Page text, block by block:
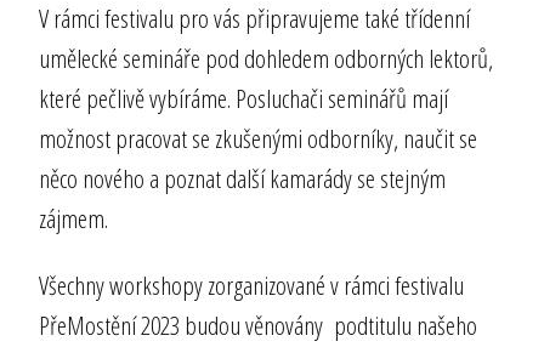
V rámci festivalu pro vás připravujeme také třídenní
umělecké semináře pod dohledem odborných lektorů,
které pečlivě vybíráme. Posluchači seminářů mají
možnost pracovat se zkušenými odborníky, naučit se
něco nového a poznat další kamarády se stejným
zájmem.
Všechny workshopy zorganizované v rámci festivalu
PřeMostění 2023 budou věnovány podtitulu našeho